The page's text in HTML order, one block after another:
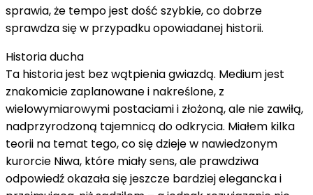
sprawia, że ​​tempo jest dość szybkie, co dobrze
sprawdza się w przypadku opowiadanej historii.
Historia ducha
Ta historia jest bez wątpienia gwiazdą. Medium jest
znakomicie zaplanowane i nakreślone, z
wielowymiarowymi postaciami i złożoną, ale nie zawiłą,
nadprzyrodzoną tajemnicą do odkrycia. Miałem kilka
teorii na temat tego, co się dzieje w nawiedzonym
kurorcie Niwa, które miały sens, ale prawdziwa
odpowiedź okazała się jeszcze bardziej elegancka i